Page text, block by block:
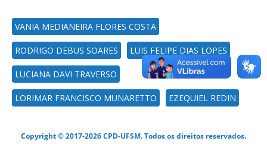
VANIA MEDIANEIRA FLORES COSTA
RODRIGO DEBUS SOARES LUIS FELIPE DIAS LOPES
LUCIANA DAVI TRAVERSO
LORIMAR FRANCISCO MUNARETTO EZEQUIEL REDIN
Copyright © 2017-2026 CPD-UFSM. Todos os direitos reservados.